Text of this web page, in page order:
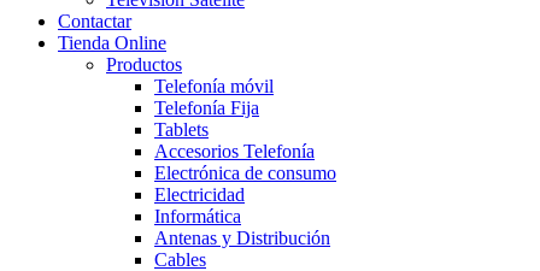
Contactar
Tienda Online
Productos
Telefonía móvil
Telefonía Fija
Tablets
Accesorios Telefonía
Electrónica de consumo
Electricidad
Informática
Antenas y Distribución
Cables